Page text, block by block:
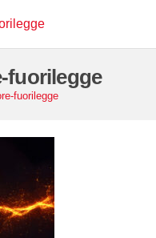
fuorilegge
fuorilegge